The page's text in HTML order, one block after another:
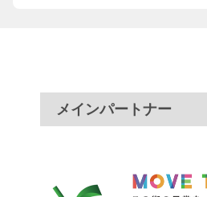
メインパートナー